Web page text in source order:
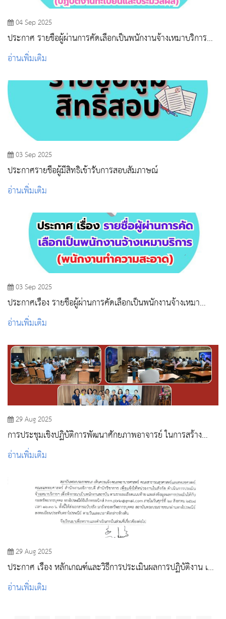
04 Sep 2025
ประกาศ รายชื่อผู้ผ่านการคัดเลือกเป็นพนักงานจ้างเหมาบริการ
(ตำแหน่ง นักวิชาการศึกษา)
อ่านเพิ่มเติม
03 Sep 2025
ประกาศรายชื่อผู้มีสิทธิเข้ารับการสอบสัมภาษณ์
อ่านเพิ่มเติม
03 Sep 2025
ประกาศเรื่อง รายชื่อผู้ผ่านการคัดเลือกเป็นพนักงานจ้างเหมา
บริการ (พนักงานทำความสะอาด)
อ่านเพิ่มเติม
29 Aug 2025
การประชุมเชิงปฏิบัติการพัฒนาศักยภาพอาจารย์ ในการสร้าง
นวัตกรรมการเรียนการสอน
อ่านเพิ่มเติม
29 Aug 2025
ประกาศ เรื่อง หลักเกณฑ์และวิธีการประเมินผลการปฏิบัติงาน เพื่อ
พิจารณาจ้างบุคคล เป็นพนักงานสถาบันพระบรมราชชนก พ.ศ.
๒๕๖๘
อ่านเพิ่มเติม